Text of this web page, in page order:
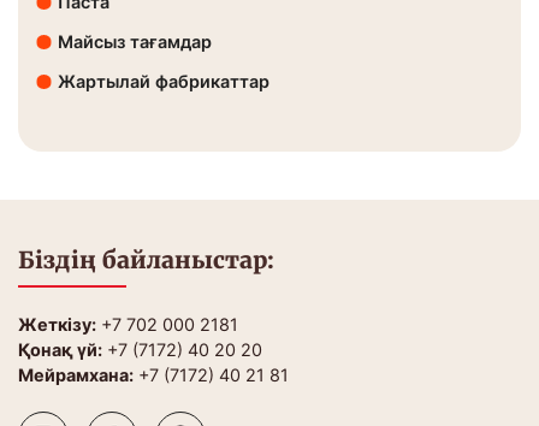
Майсыз тағамдар
Жартылай фабрикаттар
Біздің байланыстар:
Жеткізу: +7 702 000 2181
Қонақ үй: +7 (7172) 40 20 20
Мейрамхана: +7 (7172) 40 21 81